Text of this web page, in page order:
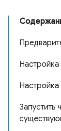
Настройка
Настройка
Запустить